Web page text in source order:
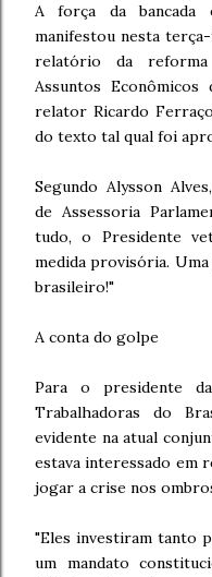
A força da bancada
manifestou nesta
relatório da
Assuntos Econômicos
relator Ricardo
do texto tal qual foi
Segundo Alysson
de Assessoria
tudo, o Presidente
medida provisória.
brasileiro!"
A conta do golpe
Para o presidente
Trabalhadoras do
evidente na atual
estava interessado em
jogar a crise nos
"Eles investiram tanto
um mandato